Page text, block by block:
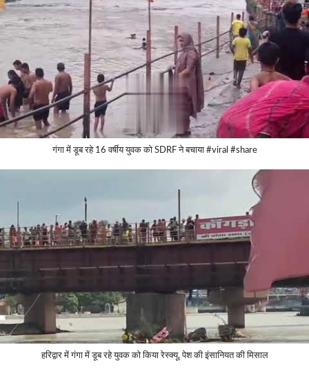
गंगा में डूब रहे 16 वर्षीय युवक को SDRF ने बचाया #viral #share
हरिद्वार में गंगा में डूब रहे युवक को किया रेस्क्यू, पेश की इंसानियत की मिसाल